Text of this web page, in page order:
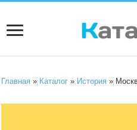
Главная » Каталог » История »